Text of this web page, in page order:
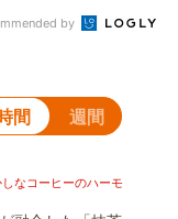
by
間 週間
なコーヒーのハーモ